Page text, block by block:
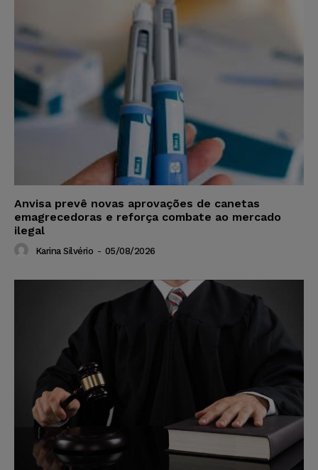
Anvisa prevê novas aprovações de canetas
emagrecedoras e reforça combate ao mercado
ilegal
Karina Silvério - 05/08/2026